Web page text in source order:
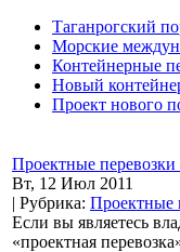
Таганрогский
Морские
Контейнерные
Новый
Проект нового
Проектные перевозки
Вт, 12 Июл 2011
| Рубрика: Проектные
Если вы являетесь
«проектная